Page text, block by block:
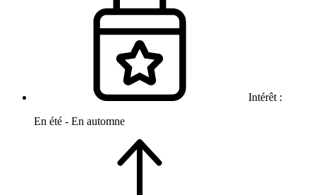
Intérêt :
En été - En automne